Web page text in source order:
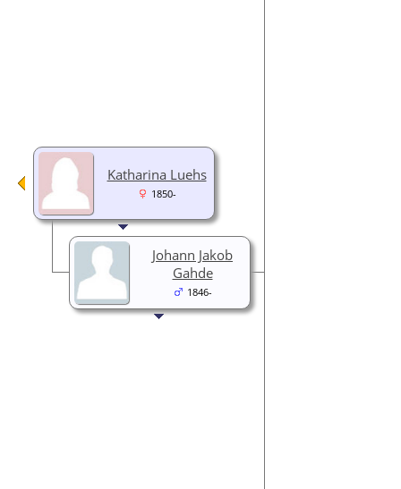
Katharina Luehs
1850-
Johann Jakob
Gahde
1846-